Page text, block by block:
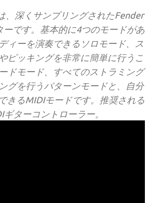
、深くサンプリングされたFender
ーです。基本的に4つのモードがあ
ィーを演奏できるソロモード、ス
ピッキングを非常に簡単に行うこ
ドモード、すべてのストラミング
グを行うパターンモードと、自分
きるMIDIモードです。推奨される
ギターコントローラー。